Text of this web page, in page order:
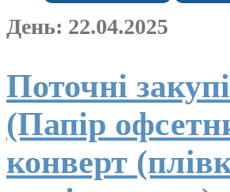
День: 22.04.2025
Поточні
(Папір
конверт